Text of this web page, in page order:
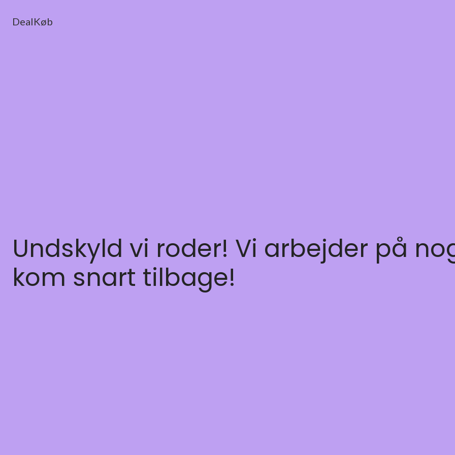
DealKøb
Undskyld vi roder! Vi arbejder på
kom snart tilbage!